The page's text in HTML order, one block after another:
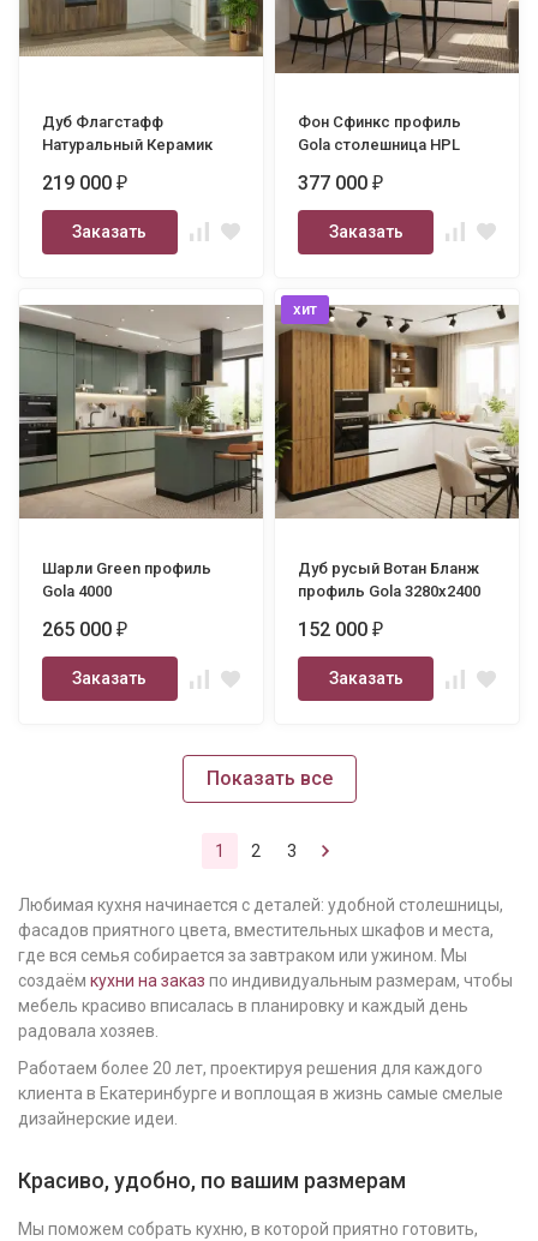
Дуб Флагстафф
Натуральный Керамик
219 000₽
Заказать
Фон Сфинкс профиль
Gola столешница HPL
377 000₽
Заказать
Шарли Green профиль
Gola 4000
265 000₽
Заказать
хит
Дуб русый Вотан Бланж
профиль Gola 3280х2400
152 000₽
Заказать
Показать все
1 2 3
Любимая кухня начинается с деталей: удобной столешницы,
фасадов приятного цвета, вместительных шкафов и места,
где вся семья собирается за завтраком или ужином. Мы
создаём кухни на заказ по индивидуальным размерам, чтобы
мебель красиво вписалась в планировку и каждый день
радовала хозяев.
Работаем более 20 лет, проектируя решения для каждого
клиента в Екатеринбурге и воплощая в жизнь самые смелые
дизайнерские идеи.
Красиво, удобно, по вашим размерам
Мы поможем собрать кухню, в которой приятно готовить,